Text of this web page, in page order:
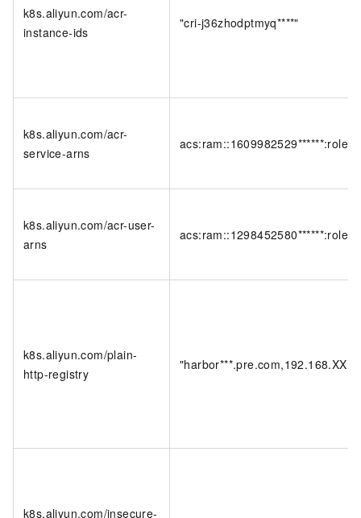
k8s.aliyun.com/acr-
instance-ids
"cri-j36zhodptmyq****"
k8s.aliyun.com/acr-
service-arns
acs:ram::1609982529******:role/
k8s.aliyun.com/acr-user-
arns
acs:ram::1298452580******:role/
k8s.aliyun.com/plain-
http-registry
k8s.aliyun.com/insecure-